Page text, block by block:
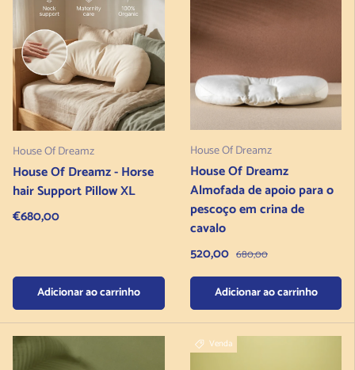
House Of Dreamz
House Of Dreamz - Horse
hair Support Pillow XL
Regular price
€680,00
Adicionar ao carrinho
House Of Dreamz
House Of Dreamz
Almofada de apoio para o
pescoço em crina de
cavalo
Preço de venda
520,00 Preço normal
680,00
Adicionar ao carrinho
Venda